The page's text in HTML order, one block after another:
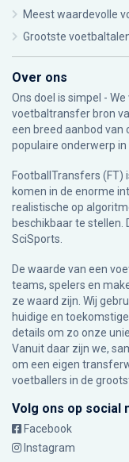
Meest waardevolle
Grootste
Over ons
Ons doel is simpel -
voetbaltransfer bron
een breed aanbod
populaire onderwerp
FootballTransfers
komen in de enorme
realistische op
beschikbaar te
SciSports
De waarde van een
teams, spelers en
ze waard zijn. Wij
huidige en
details om zo onze
Vanuit daar zijn we,
om een eigen
voetballers in de
Volg ons op social
Facebook
Instagram